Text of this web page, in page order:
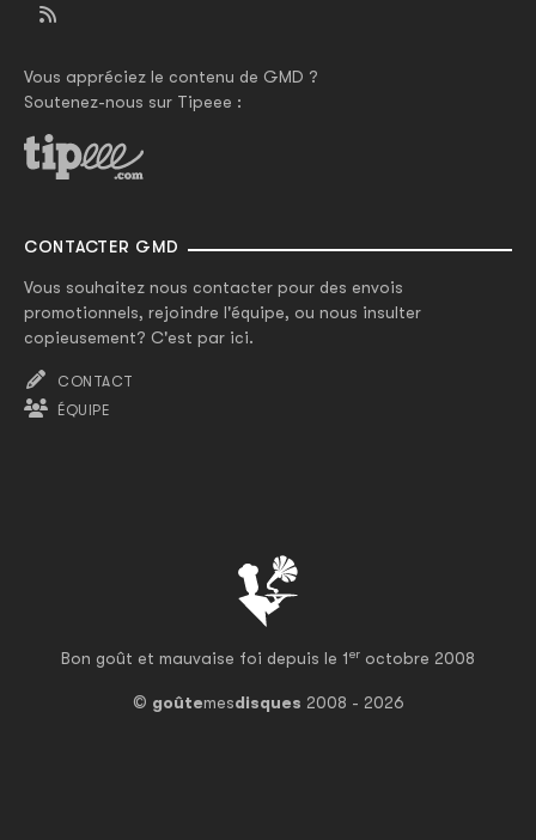
Bon goût et mauvaise foi depuis le 1er octobre 2008
© goûtemesdisques 2008 - 2026
Vous appréciez le contenu de GMD ?
Soutenez-nous sur Tipeee :
CONTACTER GMD
Vous souhaitez nous contacter pour des envois
promotionnels, rejoindre l'équipe, ou nous insulter
copieusement? C'est par ici.
CONTACT
ÉQUIPE